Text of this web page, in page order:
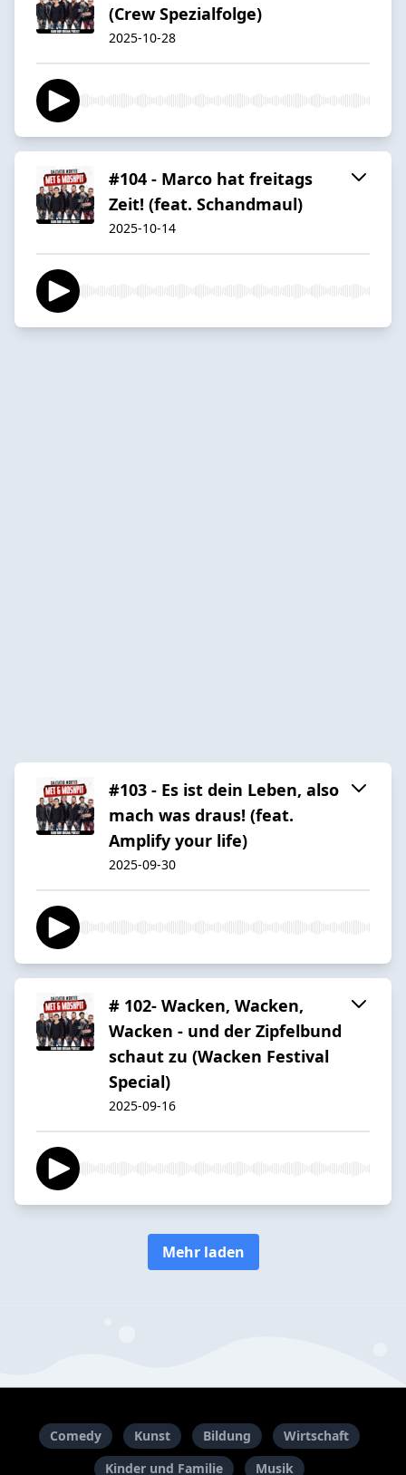
(Crew Spezialfolge)
2025-10-28
#104 - Marco hat freitags
Zeit! (feat. Schandmaul)
2025-10-14
#103 - Es ist dein Leben, also
mach was draus! (feat.
Amplify your life)
2025-09-30
# 102- Wacken, Wacken,
Wacken - und der Zipfelbund
schaut zu (Wacken Festival
Special)
2025-09-16
Mehr laden
Comedy Kunst Bildung
Wirtschaft
Kinder und Familie
Musik